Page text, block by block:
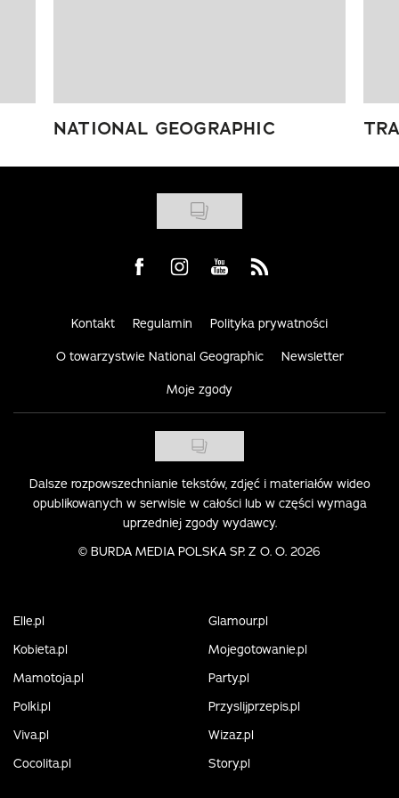
NATIONAL GEOGRAPHIC
Visit us on Facebook
Visit us on Instagram
Visit us on Youtube
Visit us on Rss
Kontakt Regulamin Polityka prywatności
O towarzystwie National Geographic Newsletter
Moje zgody
Dalsze rozpowszechnianie tekstów, zdjęć i materiałów wideo
opublikowanych w serwisie w całości lub w części wymaga
uprzedniej zgody wydawcy.
© BURDA MEDIA POLSKA SP. Z O. O. 2026
Elle.pl
Glamour.pl
Kobieta.pl
Mojegotowanie.pl
Mamotoja.pl
Party.pl
Polki.pl
Przyslijprzepis.pl
Viva.pl
Wizaz.pl
Cocolita.pl
Story.pl